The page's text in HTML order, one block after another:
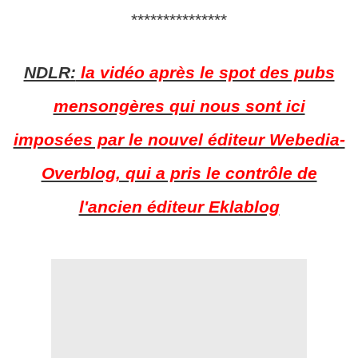
***************
NDLR: la vidéo après le spot des pubs
mensongères qui nous sont ici
imposées par le nouvel éditeur Webedia-
Overblog, qui a pris le contrôle de
l'ancien éditeur Eklablog